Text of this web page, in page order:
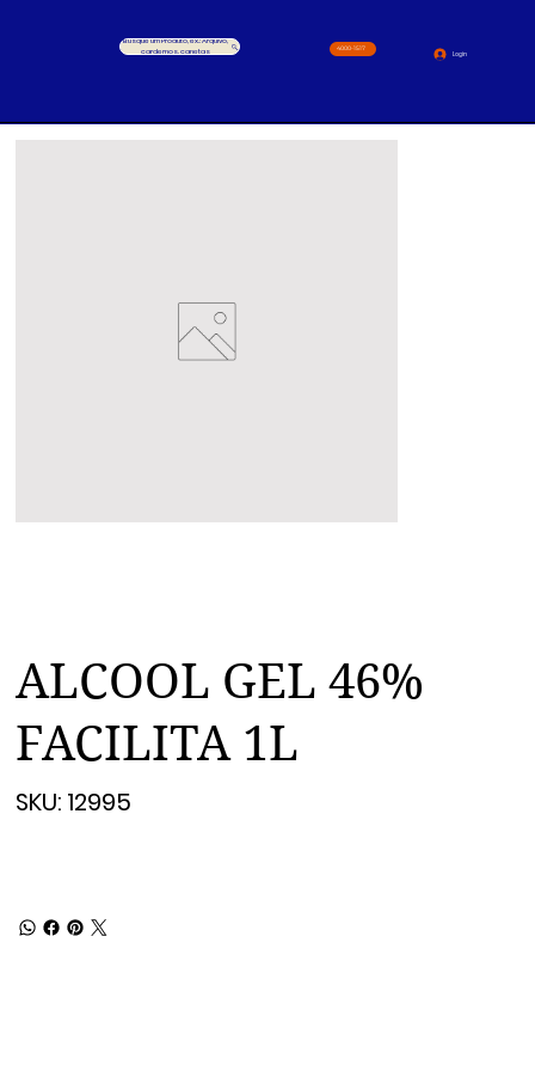
Busque um Produto, ex.: Arquivo,
cardernos, canetas
4000-1517
Login
ALCOOL GEL 46%
FACILITA 1L
SKU:
12995
12995